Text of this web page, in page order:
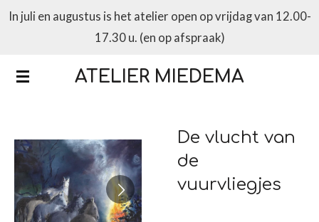
Ga
de
ATELIER MIEDEMA
In juli en augustus is het atelier open op vrijdag van 12.00-
17.30 u. (en op afspraak)
De vlucht van
de
vuurvliegjes